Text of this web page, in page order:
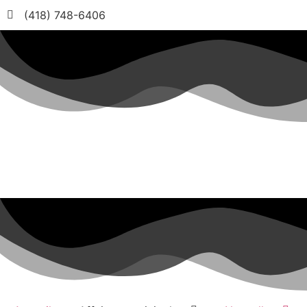
(418) 748-6406